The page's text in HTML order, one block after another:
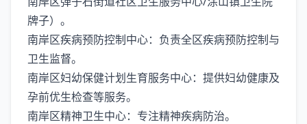
牌子）。
‌南岸区疾病预防控制中心‌：负责全区疾病预防控制与
卫生监督。
‌南岸区妇幼保健计划生育服务中心‌：提供妇幼健康及
孕前优生检查等服务。
‌南岸区精神卫生中心‌：专注精神疾病防治。